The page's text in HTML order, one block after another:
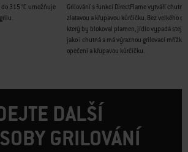
315 °C umožňuje
Grilování s funkcí DirectFlame vytváří chutné
zlatavou a křupavou kůrčičku. Bez velkého
který by blokoval plamen, jídlo vypadá
jako i chutná a má výraznou grilovací mřížku,
opečení a křupavou kůrčičku.
DALŠÍ
GRILOVÁNÍ